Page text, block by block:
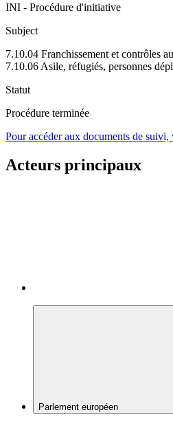
INI - Procédure d'initiative
Subject
7.10.04 Franchissement et contrôles
7.10.06 Asile, réfugiés, personnes
Statut
Procédure terminée
Pour accéder aux documents de
Acteurs principaux
Parlement européen